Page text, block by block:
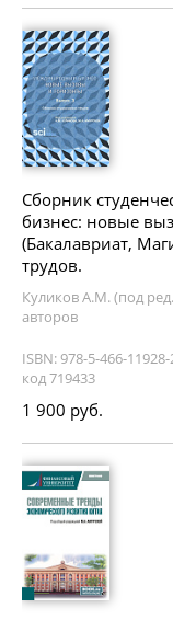
Сборник
бизнес: новые
(Бакалавриат,
трудов.
Куликов А.М. (под
авторов
ISBN: 978-5-466-11928-
код 719433
1 900 руб.